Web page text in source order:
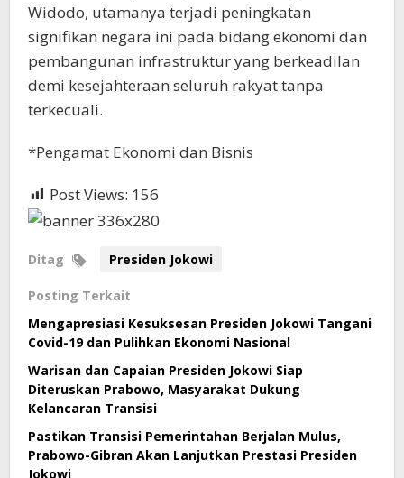
Widodo, utamanya terjadi peningkatan
signifikan negara ini pada bidang ekonomi dan
pembangunan infrastruktur yang berkeadilan
demi kesejahteraan seluruh rakyat tanpa
terkecuali.
*Pengamat Ekonomi dan Bisnis
Post Views: 156
Ditag Presiden Jokowi
Posting Terkait
Mengapresiasi Kesuksesan Presiden Jokowi Tangani
Covid-19 dan Pulihkan Ekonomi Nasional
Warisan dan Capaian Presiden Jokowi Siap
Diteruskan Prabowo, Masyarakat Dukung
Kelancaran Transisi
Pastikan Transisi Pemerintahan Berjalan Mulus,
Prabowo-Gibran Akan Lanjutkan Prestasi Presiden
Jokowi